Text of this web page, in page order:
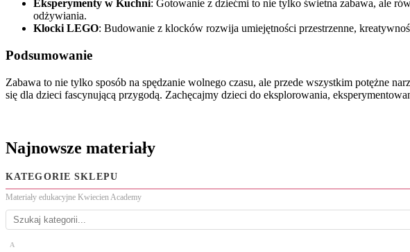
Eksperymenty w Kuchni: Gotowanie z dziećmi to nie tylko świetna zabawa, ale
odżywiania.
Klocki LEGO: Budowanie z klocków rozwija umiejętności przestrzenne,
Podsumowanie
Zabawa to nie tylko sposób na spędzanie wolnego czasu, ale przede wszystkim potężne
się dla dzieci fascynującą przygodą. Zachęcajmy dzieci do eksplorowania,
Najnowsze materiały
KATEGORIE SKLEPU
Materiały edukacyjne Kwiecien Academy
A